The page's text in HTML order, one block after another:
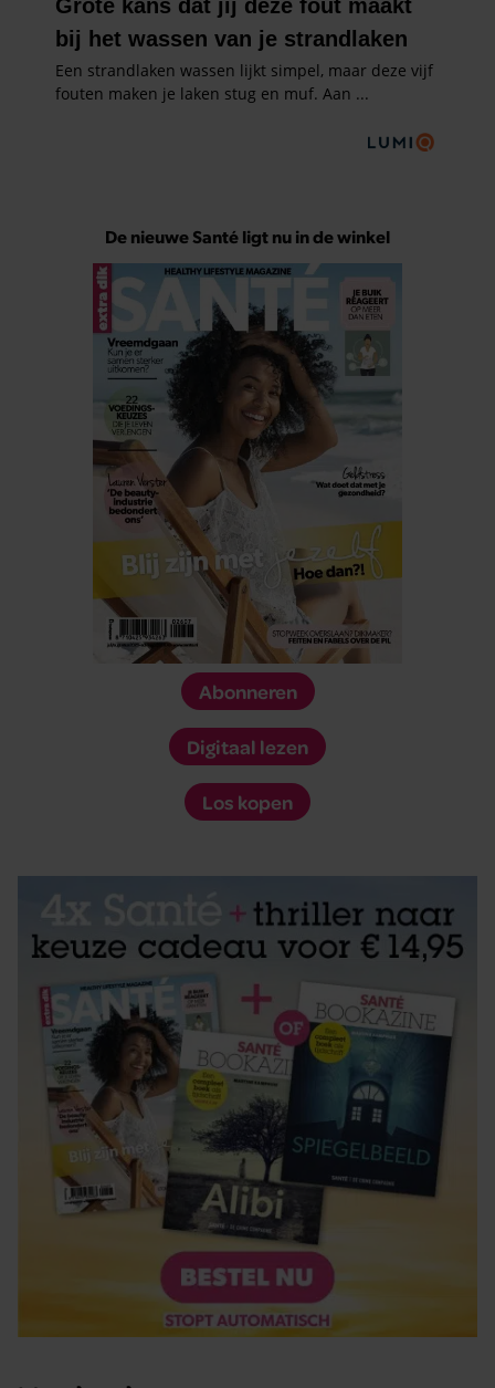
De nieuwe Santé ligt nu in de winkel
Abonneren
Digitaal lezen
Los kopen